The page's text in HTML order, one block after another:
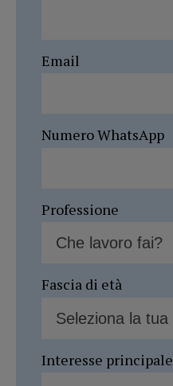
Email
Numero WhatsApp
Professione
Fascia di età
Interesse principale